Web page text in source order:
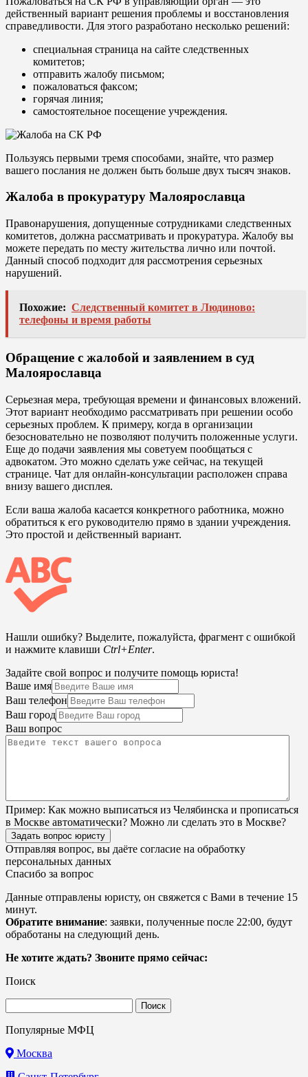
действенный вариант решения проблемы и восстановления
справедливости. Для этого разработано несколько решений:
специальная страница на сайте следственных
комитетов;
отправить жалобу письмом;
пожаловаться факсом;
горячая линия;
самостоятельное посещение учреждения.
Пользуясь первыми тремя способами, знайте, что размер
вашего послания не должен быть больше двух тысяч знаков.
Жалоба в прокуратуру Малоярославца
Правонарушения, допущенные сотрудниками следственных
комитетов, должна рассматривать и прокуратура. Жалобу вы
можете передать по месту жительства лично или почтой.
Данный способ подходит для рассмотрения серьезных
нарушений.
Похожие: Следственный комитет в Людиново:
телефоны и время работы
Обращение с жалобой и заявлением в суд
Малоярославца
Серьезная мера, требующая времени и финансовых вложений.
Этот вариант необходимо рассматривать при решении особо
серьезных проблем. К примеру, когда в организации
безосновательно не позволяют получить положенные услуги.
Еще до подачи заявления мы советуем пообщаться с
адвокатом. Это можно сделать уже сейчас, на текущей
странице. Чат для онлайн-консультации расположен справа
внизу вашего дисплея.
Если ваша жалоба касается конкретного работника, можно
обратиться к его руководителю прямо в здании учреждения.
Это простой и действенный вариант.
Нашли ошибку? Выделите, пожалуйста, фрагмент с ошибкой
и нажмите клавиши Ctrl+Enter.
Задайте свой вопрос и получите помощь юриста!
Ваше имя
Ваш телефон
Ваш город
Ваш вопрос
Пример: Как можно выписаться из Челябинска и прописаться
в Москве автоматически? Можно ли сделать это в Москве?
Задать вопрос юристу
Отправляя вопрос, вы даёте согласие на обработку
персональных данных
Спасибо за вопрос
Данные отправлены юристу, он свяжется с Вами в течение 15
минут.
Обратите внимание: заявки, полученные после 22:00, будут
обработаны на следующий день.
Не хотите ждать? Звоните прямо сейчас:
Поиск
Популярные МФЦ
Москва